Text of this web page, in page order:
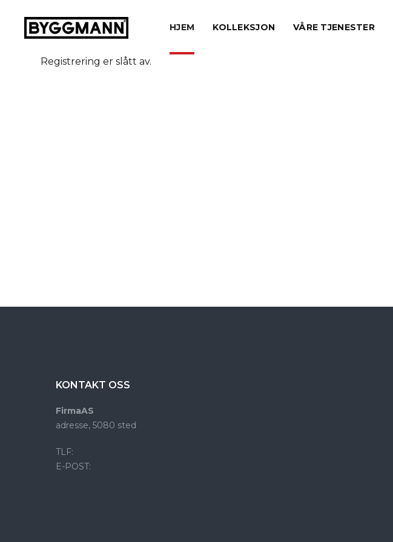
HJEM KOLLEKSJON VÅRE TJENESTER
Registrering er slått av.
KONTAKT OSS
FirmaAS
adresse, 5080 sted
TLF:
E-POST: